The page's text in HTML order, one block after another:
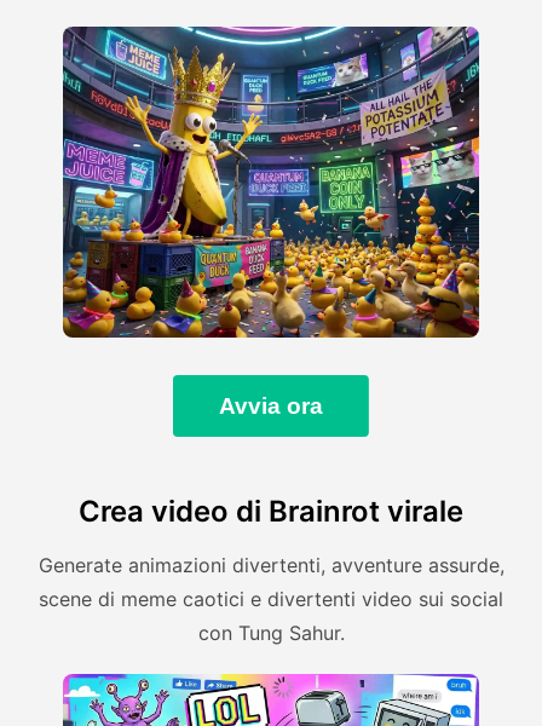
Avvia ora
Crea video di Brainrot virale
Generate animazioni divertenti, avventure assurde,
scene di meme caotici e divertenti video sui social
con Tung Sahur.